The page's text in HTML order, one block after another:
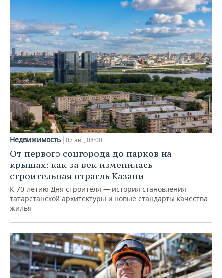
Недвижимость 07 авг, 08:00
От первого соцгорода до парков на
крышах: как за век изменилась
строительная отрасль Казани
К 70-летию Дня строителя — история становления
татарстанской архитектуры и новые стандарты качества
жилья